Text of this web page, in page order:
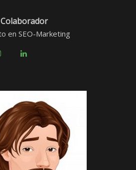
Colaborador
en SEO-Marketing